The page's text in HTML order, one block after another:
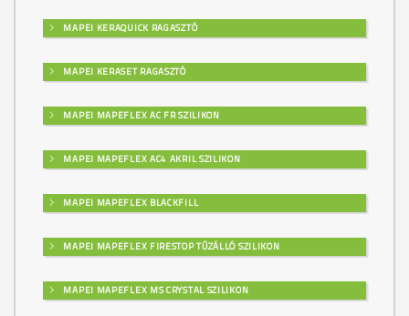
MAPEI KERAQUICK RAGASZTÓ
MAPEI KERASET RAGASZTÓ
MAPEI MAPEFLEX AC FR SZILIKON
MAPEI MAPEFLEX AC4 AKRIL SZILIKON
MAPEI MAPEFLEX BLACKFILL
MAPEI MAPEFLEX FIRESTOP TŰZÁLLÓ SZILIKON
MAPEI MAPEFLEX MS CRYSTAL SZILIKON